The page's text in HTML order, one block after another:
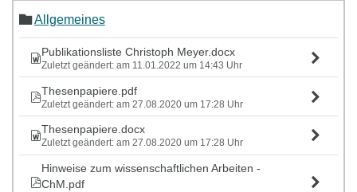
Allgemeines
Publikationsliste Christoph Meyer.docx
Zuletzt geändert: am 11.01.2022 um 14:43 Uhr
Thesenpapiere.pdf
Zuletzt geändert: am 27.08.2020 um 17:28 Uhr
Thesenpapiere.docx
Zuletzt geändert: am 27.08.2020 um 17:28 Uhr
Hinweise zum wissenschaftlichen Arbeiten -
ChM.pdf